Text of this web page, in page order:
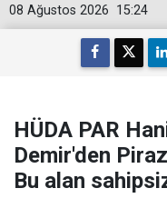
15:24
08 Ağustos 2026
HÜDA PAR
Demir'den
Bu alan